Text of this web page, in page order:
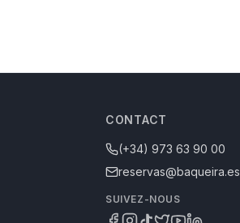
CONTACT
(+34) 973 63 90 00
reservas@baqueira.es
SUIVEZ-NOUS